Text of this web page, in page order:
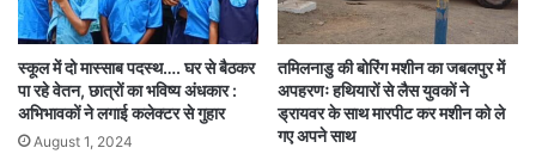
स्कूल में दो मास्साब पदस्थ…. घर से बैठकर
पा रहे वेतन, छात्रों का भविष्य अंधकार :
अभिभावकों ने लगाई कलेक्टर से गुहार
August 1, 2024
तमिलनाडु की बोरिंग मशीन का जबलपुर में
अपहरणः हथियारों से लैस युवकों ने
ड्रायवर के साथ मारपीट कर मशीन को ले
गए अपने साथ